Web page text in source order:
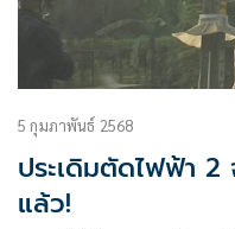
5 กุมภาพันธ์ 2568
ประเดิมตัดไฟฟ้า
แล้ว!